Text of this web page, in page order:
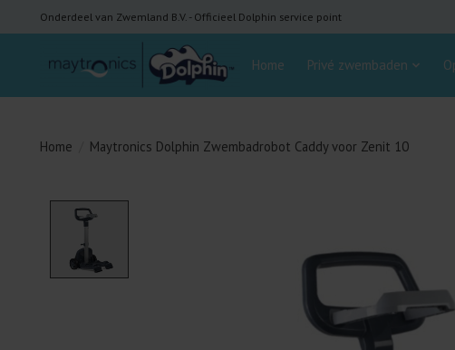
Onderdeel van Zwemland B.V. - Officieel Dolphin service point
Home Privé zwembaden
Home Maytronics Dolphin Zwembadrobot Caddy voor Zenit 10